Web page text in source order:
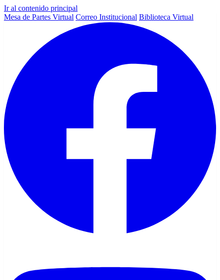
Ir al contenido principal
Mesa de Partes Virtual Correo Institucional Biblioteca Virtual